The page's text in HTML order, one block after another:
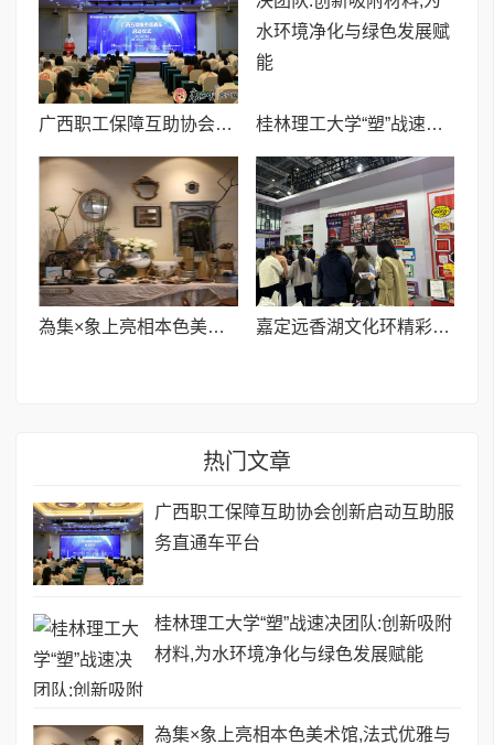
广西职工保障互助协会创新启动互助服务直通车平台 桂林理工大学“塑”战速决团队:创新吸附材料,为水环境净化与绿色发展赋能
為集×象上亮相本色美术馆,法式优雅与东方美学的邂逅 嘉定远香湖文化环精彩亮相长三角文博会
热门文章
广西职工保障互助协会创新启动互助服
务直通车平台
桂林理工大学“塑”战速决团队:创新吸附
材料,为水环境净化与绿色发展赋能
為集×象上亮相本色美术馆,法式优雅与